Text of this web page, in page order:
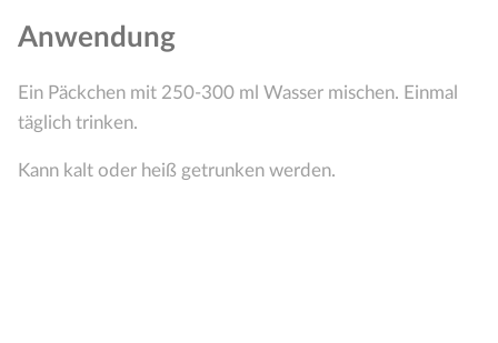
Anwendung
Ein Päckchen mit 250-300 ml Wasser mischen. Einmal
täglich trinken.
Kann kalt oder heiß getrunken werden.